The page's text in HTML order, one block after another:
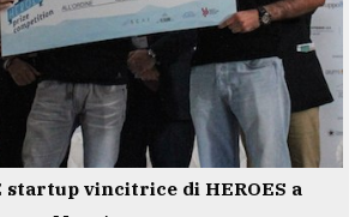
startup vincitrice di HEROES a